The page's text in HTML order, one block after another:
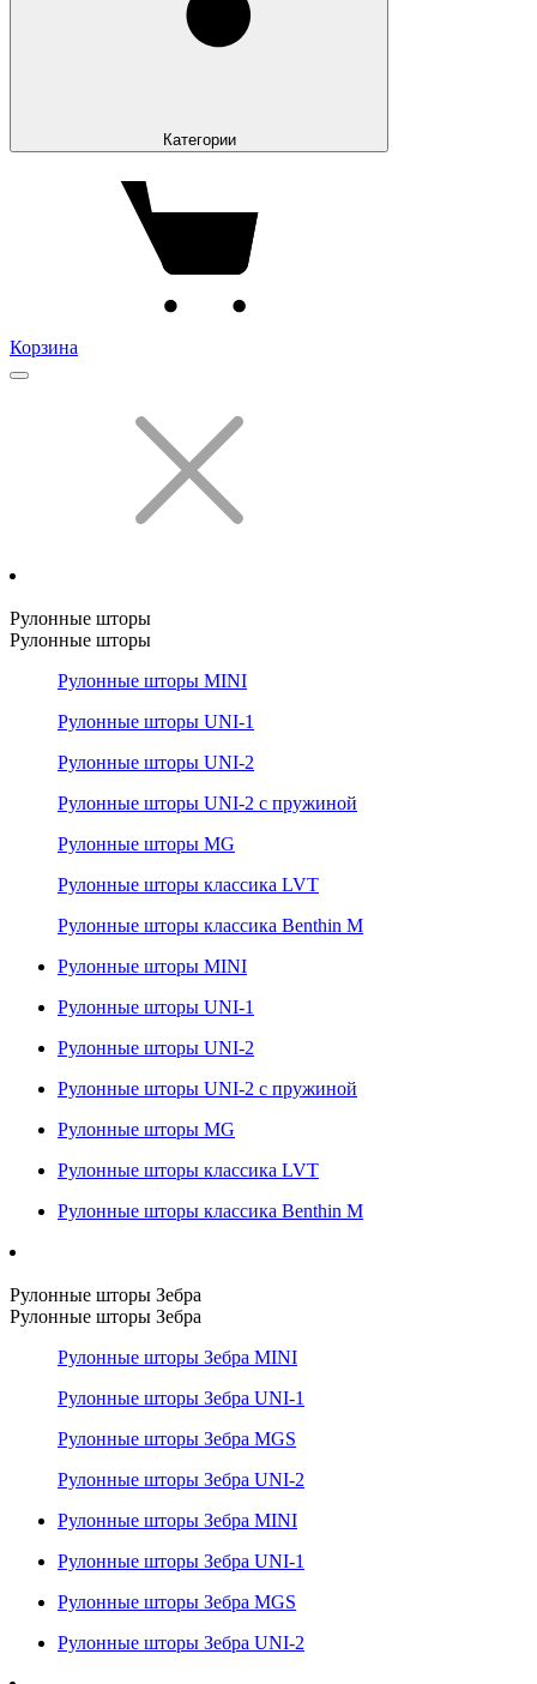
Категории
Корзина
Рулонные шторы
Рулонные шторы
Рулонные шторы MINI
Рулонные шторы UNI-1
Рулонные шторы UNI-2
Рулонные шторы UNI-2 с пружиной
Рулонные шторы MG
Рулонные шторы классика LVT
Рулонные шторы классика Benthin M
Рулонные шторы MINI
Рулонные шторы UNI-1
Рулонные шторы UNI-2
Рулонные шторы UNI-2 с пружиной
Рулонные шторы MG
Рулонные шторы классика LVT
Рулонные шторы классика Benthin M
Рулонные шторы Зебра
Рулонные шторы Зебра
Рулонные шторы Зебра MINI
Рулонные шторы Зебра UNI-1
Рулонные шторы Зебра MGS
Рулонные шторы Зебра UNI-2
Рулонные шторы Зебра MINI
Рулонные шторы Зебра UNI-1
Рулонные шторы Зебра MGS
Рулонные шторы Зебра UNI-2